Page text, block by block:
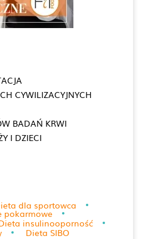
CYWILIZACYJNYCH
BADAŃ KRWI
I DZIECI
dla sportowca
pokarmowe
insulinooporność
Dieta SIBO